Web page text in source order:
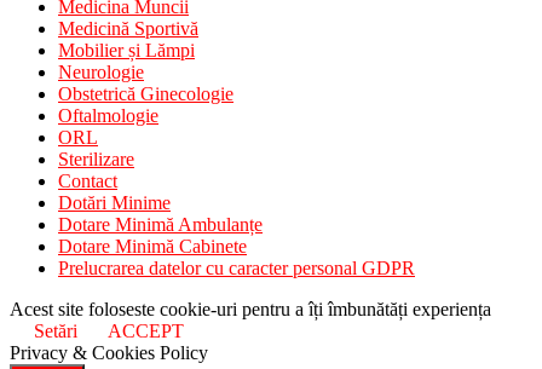
Medicina Muncii
Medicină Sportivă
Mobilier și Lămpi
Neurologie
Obstetrică Ginecologie
Oftalmologie
ORL
Sterilizare
Contact
Dotări Minime
Dotare Minimă Ambulanțe
Dotare Minimă Cabinete
Prelucrarea datelor cu caracter personal GDPR
Acest site foloseste cookie-uri pentru a îți îmbunătăți experiența
Setări
ACCEPT
Privacy & Cookies Policy